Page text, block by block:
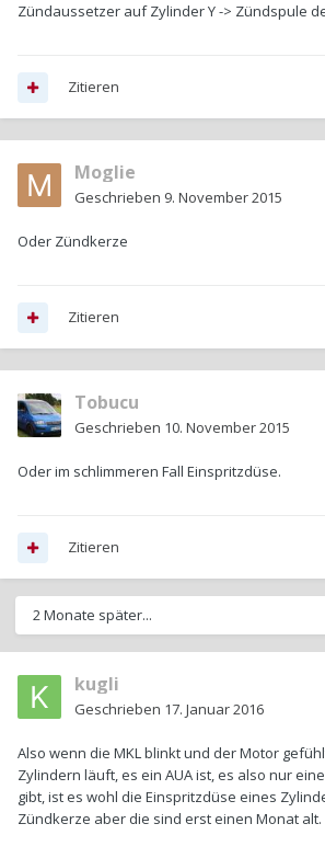
Zündaussetzer auf Zylinder Y -> Zündspule
Zitieren
Moglie
Geschrieben 9. November 2015
Oder Zündkerze
Zitieren
Tobucu
Geschrieben 10. November 2015
Oder im schlimmeren Fall Einspritzdüse.
Zitieren
2 Monate später...
kugli
Geschrieben 17. Januar 2016
Also wenn die MKL blinkt und der Motor
Zylindern läuft, es ein AUA ist, es also nur
gibt, ist es wohl die Einspritzdüse eines
Zündkerze aber die sind erst einen Monat alt.